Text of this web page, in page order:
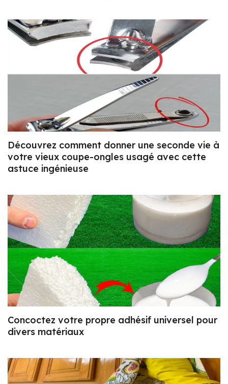
Découvrez comment donner une seconde vie à
votre vieux coupe-ongles usagé avec cette
astuce ingénieuse
Concoctez votre propre adhésif universel pour
divers matériaux